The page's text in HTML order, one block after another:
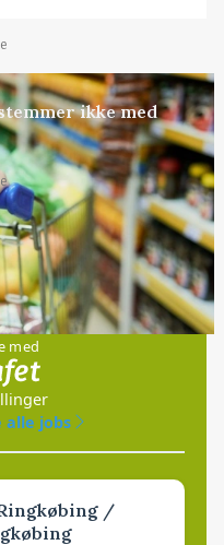
ikke med
med
alle jobs
/